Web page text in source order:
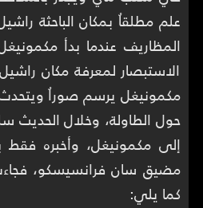
علم مطلقاُ بمكان الباحثة
المظاريف عندما بدأ
الاستبصار لمعرفة مكان راشيل
مكمونيغل يرسم صوراُ
حول الطاولة، وخلال الحديث
إلى مكمونيغل، وأخبره
مضيق سان فرانسيسكو،
كما يلي: